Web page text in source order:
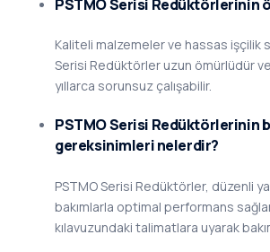
PSTMO Serisi Redüktörlerinin
Kaliteli malzemeler ve hassas işçilik
Serisi Redüktörler uzun ömürlüdür
yıllarca sorunsuz çalışabilir.
PSTMO Serisi Redüktörlerinin
gereksinimleri nelerdir?
PSTMO Serisi Redüktörler, düzenli
bakımlarla optimal performans
kılavuzundaki talimatlara uyarak